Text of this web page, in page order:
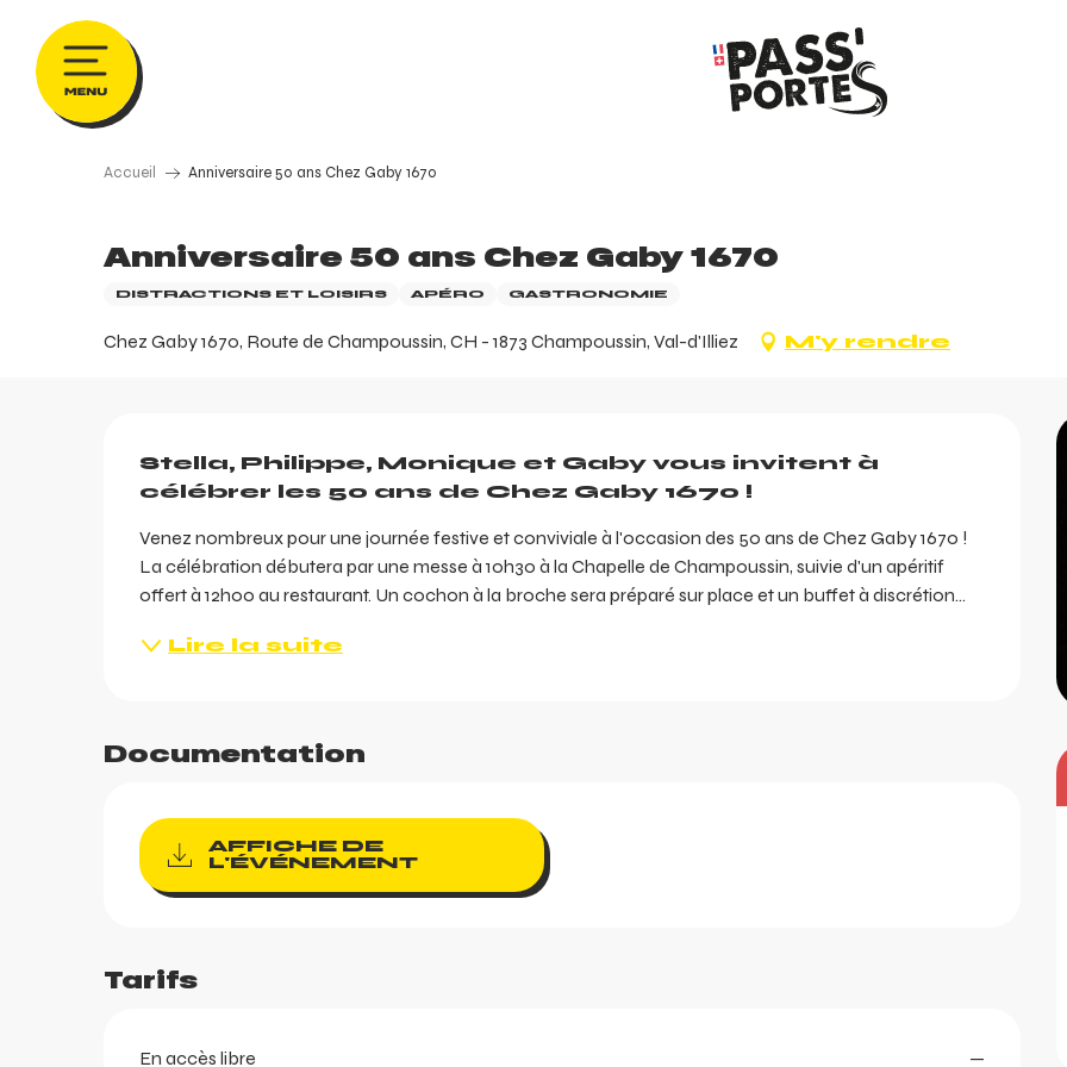
contenu
principal
Accueil Anniversaire 50 ans Chez Gaby 1670
Anniversaire 50 ans Chez Gaby 1670
DISTRACTIONS ET LOISIRS APÉRO GASTRONOMIE
Chez Gaby 1670, Route de Champoussin, CH - 1873 Champoussin, Val-d'Illiez M'y rendre
Stella, Philippe, Monique et Gaby vous invitent à
célébrer les 50 ans de Chez Gaby 1670 !
Venez nombreux pour une journée festive et conviviale à l'occasion des 50 ans de Chez Gaby 1670 !
La célébration débutera par une messe à 10h30 à la Chapelle de Champoussin, suivie d'un apéritif
offert à 12h00 au restaurant. Un cochon à la broche sera préparé sur place et un buffet à discrétion...
Lire la suite
Documentation
AFFICHE DE
L'ÉVÉNEMENT
Tarifs
En accès libre —